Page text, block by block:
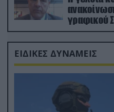
γραφικού
Ρώσους
ΕΙΔΙΚΕΣ ΔΥΝΑΜΕΙΣ